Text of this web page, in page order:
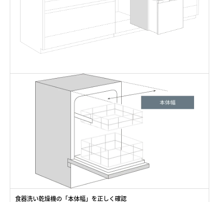
食器洗い乾燥機の「本体幅」を正しく確認